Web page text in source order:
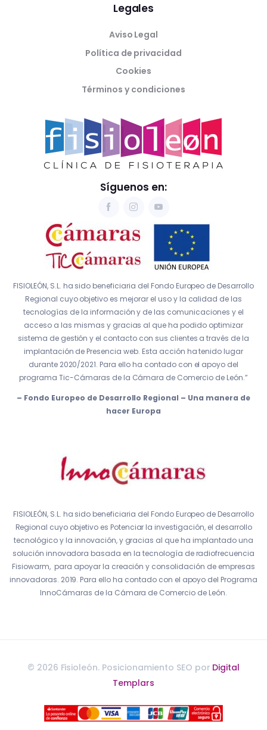
Legales
Aviso Legal
Política de privacidad
Cookies
Términos y condiciones
Síguenos en:
FISIOLEÓN, S.L. ha sido beneficiaria del Fondo Europeo de Desarrollo
Regional cuyo objetivo es mejorar el uso y la calidad de las
tecnologías de la información y de las comunicaciones y el
acceso a las mismas y gracias al que ha podido optimizar
sistema de gestión y el contacto con sus clientes a través de la
implantación de Presencia web. Esta acción ha tenido lugar
durante 2020/2021. Para ello ha contado con el apoyo del
programa Tic-Cámaras de la Cámara de Comercio de León.”
– Fondo Europeo de Desarrollo Regional – Una manera de
hacer Europa
FISIOLEÓN, S.L. ha sido beneficiaria del Fondo Europeo de Desarrollo
Regional cuyo objetivo es Potenciar la investigación, el desarrollo
tecnológico y la innovación, y gracias al que ha implantado una
solución innovadora basada en la tecnología de radiofrecuencia
Fisiowarm, para apoyar la creación y consolidación de empresas
innovadoras. 2019. Para ello ha contado con el apoyo del Programa
InnoCámaras de la Cámara de Comercio de León.
© 2026 Fisioleón. Posicionamiento SEO por Digital
Templars